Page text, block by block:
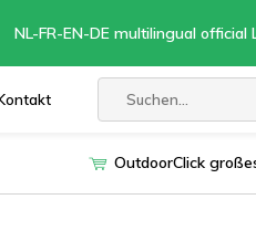
NL-FR-EN-DE multilingual official
OutdoorClick